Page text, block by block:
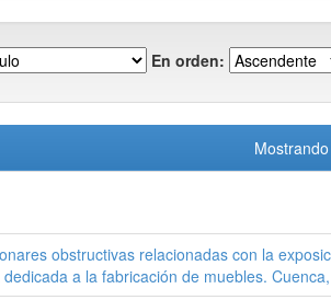
En orden:
obstructivas relacionadas con la
a la fabricación de muebles.